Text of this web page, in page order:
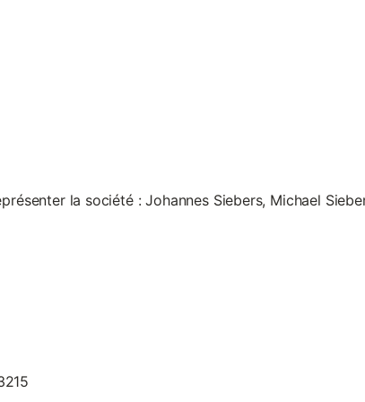
la société : Johannes Siebers, Michael